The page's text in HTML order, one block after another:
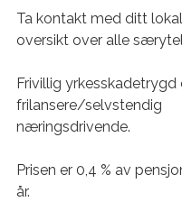
Ta kontakt med ditt
oversikt over
Frivillig
frilansere/selvstendig
Prisen er 0,4 % av
år.